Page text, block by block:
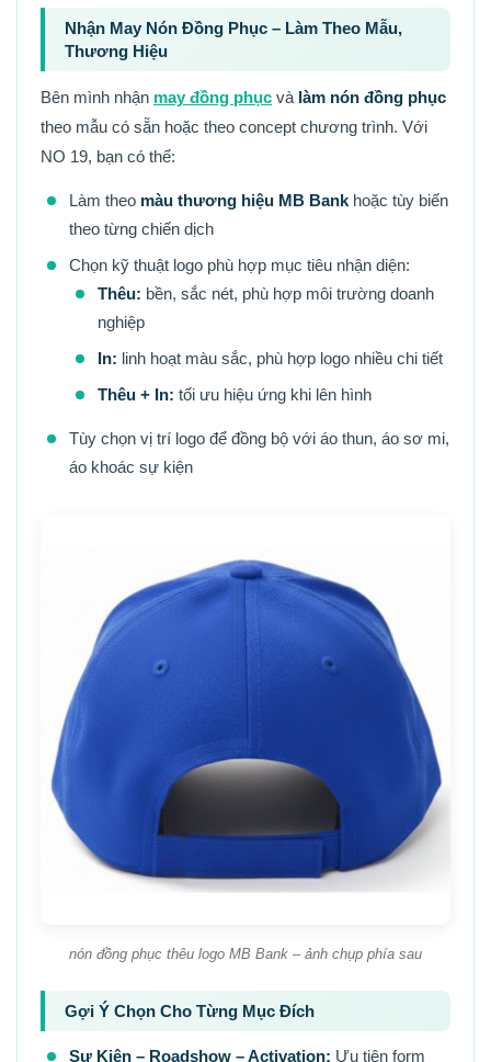
Nhận May Nón Đồng Phục – Làm Theo Mẫu,
Thương Hiệu
Bên mình nhận may đồng phục và làm nón đồng phục
theo mẫu có sẵn hoặc theo concept chương trình. Với
NO 19, bạn có thể:
Làm theo màu thương hiệu MB Bank hoặc tùy biến
theo từng chiến dịch
Chọn kỹ thuật logo phù hợp mục tiêu nhận diện:
Thêu: bền, sắc nét, phù hợp môi trường doanh
nghiệp
In: linh hoạt màu sắc, phù hợp logo nhiều chi tiết
Thêu + In: tối ưu hiệu ứng khi lên hình
Tùy chọn vị trí logo để đồng bộ với áo thun, áo sơ mi,
áo khoác sự kiện
nón đồng phục thêu logo MB Bank – ảnh chụp phía sau
Gợi Ý Chọn Cho Từng Mục Đích
Sự Kiện – Roadshow – Activation: Ưu tiên form